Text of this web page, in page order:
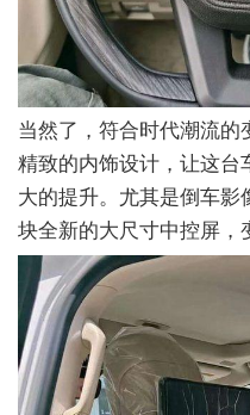
当然了，符合时代潮流的
精致的内饰设计，让这台
大的提升。尤其是倒车影
块全新的大尺寸中控屏，